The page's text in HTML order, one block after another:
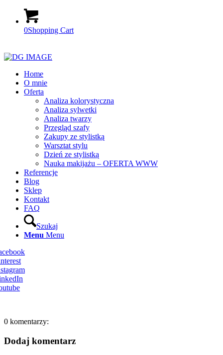
0Shopping Cart
Home
O mnie
Oferta
Analiza kolorystyczna
Analiza sylwetki
Analiza twarzy
Przegląd szafy
Zakupy ze stylistką
Warsztat stylu
Dzień ze stylistką
Nauka makijażu – OFERTA WWW
Referencje
Blog
Sklep
Kontakt
FAQ
Szukaj
Menu Menu
0 komentarzy:
Dodaj komentarz